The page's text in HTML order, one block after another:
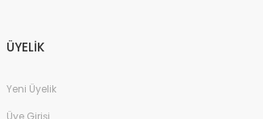
ÜYELİK
Yeni Üyelik
Üye Girişi